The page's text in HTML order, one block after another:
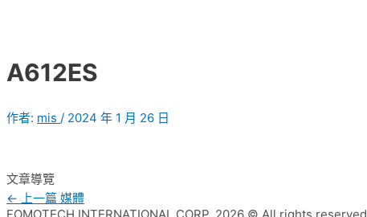
A612ES
作者: mis / 2024 年 1 月 26 日
文章導覽
← 上一篇 媒體